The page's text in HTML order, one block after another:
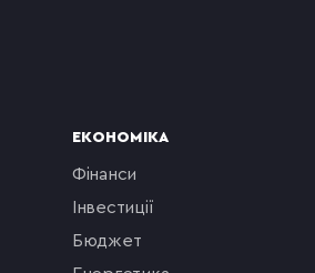
ЕКОНОМІКА
фінанси
інвестиції
бюджет